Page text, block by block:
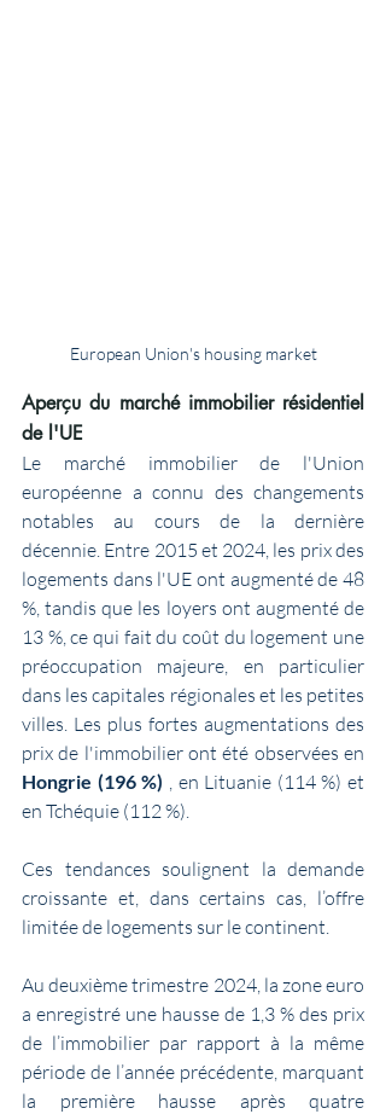
European Union's housing market
Aperçu du marché immobilier résidentiel
de l'UE
Le marché immobilier de l'Union
européenne a connu des changements
notables au cours de la dernière
décennie. Entre 2015 et 2024, les prix des
logements dans l'UE ont augmenté de 48
%, tandis que les loyers ont augmenté de
13 %, ce qui fait du coût du logement une
préoccupation majeure, en particulier
dans les capitales régionales et les petites
villes. Les plus fortes augmentations des
Hongrie (196 %) , en Lituanie (114 %) et
en Tchéquie (112 %).
Ces tendances soulignent la demande
croissante et, dans certains cas, l’offre
limitée de logements sur le continent.
Au deuxième trimestre 2024, la zone euro
a enregistré une hausse de 1,3 % des prix
de l’immobilier par rapport à la même
période de l’année précédente, marquant
la première hausse après quatre